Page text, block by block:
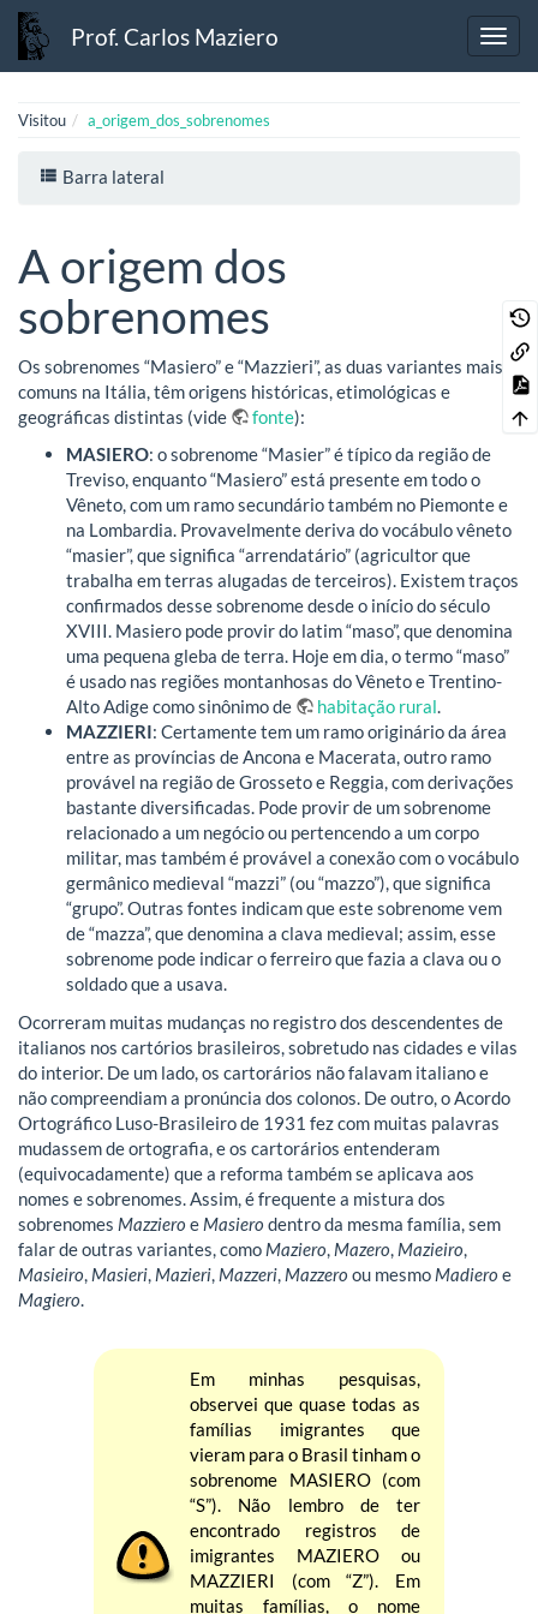
Prof. Carlos Maziero
Visitou a_origem_dos_sobrenomes
Barra lateral
A origem dos
sobrenomes
Os sobrenomes “Masiero” e “Mazzieri”, as duas variantes mais
comuns na Itália, têm origens históricas, etimológicas e
geográficas distintas (vide
fonte):
MASIERO: o sobrenome “Masier” é típico da região de
Treviso, enquanto “Masiero” está presente em todo o
Vêneto, com um ramo secundário também no Piemonte e
na Lombardia. Provavelmente deriva do vocábulo vêneto
“masier”, que significa “arrendatário” (agricultor que
trabalha em terras alugadas de terceiros). Existem traços
confirmados desse sobrenome desde o início do século
XVIII. Masiero pode provir do latim “maso”, que denomina
uma pequena gleba de terra. Hoje em dia, o termo “maso”
é usado nas regiões montanhosas do Vêneto e Trentino-
Alto Adige como sinônimo de
habitação rural.
MAZZIERI: Certamente tem um ramo originário da área
entre as províncias de Ancona e Macerata, outro ramo
provável na região de Grosseto e Reggia, com derivações
bastante diversificadas. Pode provir de um sobrenome
relacionado a um negócio ou pertencendo a um corpo
militar, mas também é provável a conexão com o vocábulo
germânico medieval “mazzi” (ou “mazzo”), que significa
“grupo”. Outras fontes indicam que este sobrenome vem
de “mazza”, que denomina a clava medieval; assim, esse
sobrenome pode indicar o ferreiro que fazia a clava ou o
soldado que a usava.
Ocorreram muitas mudanças no registro dos descendentes de
italianos nos cartórios brasileiros, sobretudo nas cidades e vilas
do interior. De um lado, os cartorários não falavam italiano e
não compreendiam a pronúncia dos colonos. De outro, o Acordo
Ortográfico Luso-Brasileiro de 1931 fez com muitas palavras
mudassem de ortografia, e os cartorários entenderam
(equivocadamente) que a reforma também se aplicava aos
nomes e sobrenomes. Assim, é frequente a mistura dos
sobrenomes Mazziero e Masiero dentro da mesma família, sem
falar de outras variantes, como Maziero, Mazero, Mazieiro,
Masieiro, Masieri, Mazieri, Mazzeri, Mazzero ou mesmo Madiero e
Magiero.
Em minhas pesquisas,
observei que quase todas as
famílias imigrantes que
vieram para o Brasil tinham o
sobrenome MASIERO (com
“S”). Não lembro de ter
encontrado registros de
imigrantes MAZIERO ou
MAZZIERI (com “Z”). Em
muitas famílias, o nome